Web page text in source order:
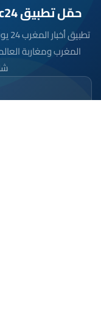
حمّل تطبيق Maroc24، أخبار المغرب تصلك أولاً
المغرب ومغاربة